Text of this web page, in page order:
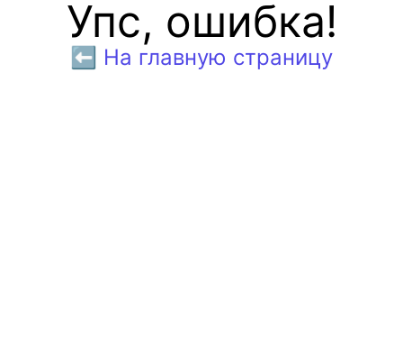
Упс, ошибка!
⬅️ На главную страницу